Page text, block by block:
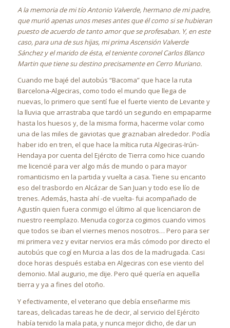
A la memoria de mi tío Antonio Valverde, hermano de mi padre,
que murió apenas unos meses antes que él como si se hubieran
puesto de acuerdo de tanto amor que se profesaban. Y, en este
caso, para una de sus hijas, mi prima Ascensión Valverde
Sánchez y el marido de ésta, el teniente coronel Carlos Blanco
Martin que tiene su destino precisamente en Cerro Muriano.
Cuando me bajé del autobús “Bacoma” que hace la ruta
Barcelona-Algeciras, como todo el mundo que llega de
nuevas, lo primero que sentí fue el fuerte viento de Levante y
la lluvia que arrastraba que tardó un segundo en empaparme
hasta los huesos y, de la misma forma, hacerme volar como
una de las miles de gaviotas que graznaban alrededor. Podía
haber ido en tren, el que hace la mítica ruta Algeciras-Irún-
Hendaya por cuenta del Ejército de Tierra como hice cuando
me licencié para ver algo más de mundo o para mayor
romanticismo en la partida y vuelta a casa. Tiene su encanto
eso del trasbordo en Alcázar de San Juan y todo ese lío de
trenes. Además, hasta ahí -de vuelta- fui acompañado de
Agustín quien fuera conmigo el último al que licenciaron de
nuestro reemplazo. Menuda cogorza cogimos cuando vimos
que todos se iban el viernes menos nosotros… Pero para ser
mi primera vez y evitar nervios era más cómodo por directo el
autobús que cogí en Murcia a las dos de la madrugada. Casi
doce horas después estaba en Algeciras con ese viento del
demonio. Mal augurio, me dije. Pero qué quería en aquella
tierra y ya a fines del otoño.
Y efectivamente, el veterano que debía enseñarme mis
tareas, delicadas tareas he de decir, al servicio del Ejército
había tenido la mala pata, y nunca mejor dicho, de dar un